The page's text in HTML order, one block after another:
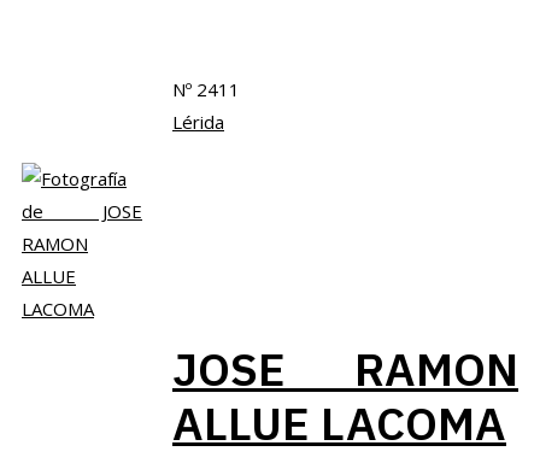
Nº 2411
Lérida
JOSE RAMON
ALLUE LACOMA